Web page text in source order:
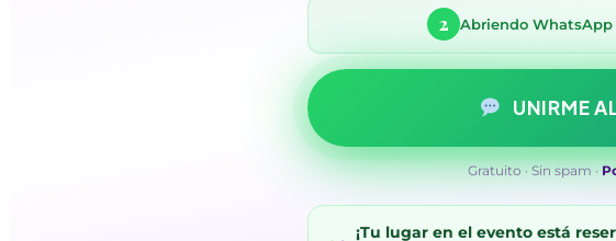
UNIRME
Gratuito · Sin spam ·
¡Tu lugar en el evento está
Solo falta unirte al grupo para